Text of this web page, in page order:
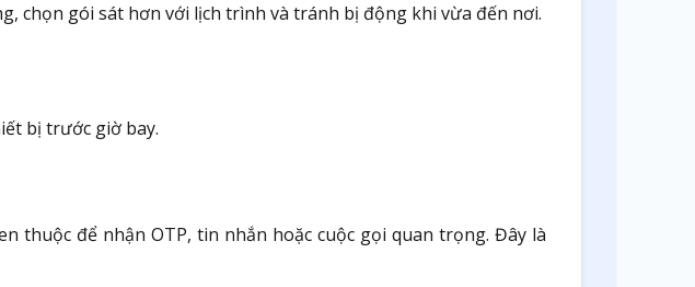
chọn gói sát hơn với lịch trình và tránh bị động khi vừa đến nơi.
bị trước giờ bay.
thuộc để nhận OTP, tin nhắn hoặc cuộc gọi quan trọng. Đây là